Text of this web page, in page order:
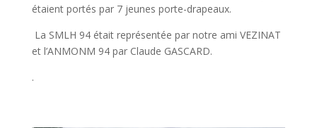
étaient portés par 7 jeunes porte-drapeaux.
La SMLH 94 était représentée par notre ami VEZINAT
et l’ANMONM 94 par Claude GASCARD.
.